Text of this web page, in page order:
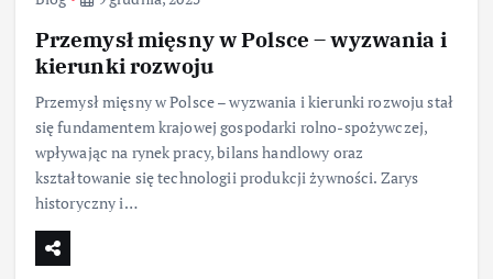
Przemysł mięsny w Polsce – wyzwania i
kierunki rozwoju
Przemysł mięsny w Polsce – wyzwania i kierunki rozwoju stał
się fundamentem krajowej gospodarki rolno-spożywczej,
wpływając na rynek pracy, bilans handlowy oraz
kształtowanie się technologii produkcji żywności. Zarys
historyczny i…